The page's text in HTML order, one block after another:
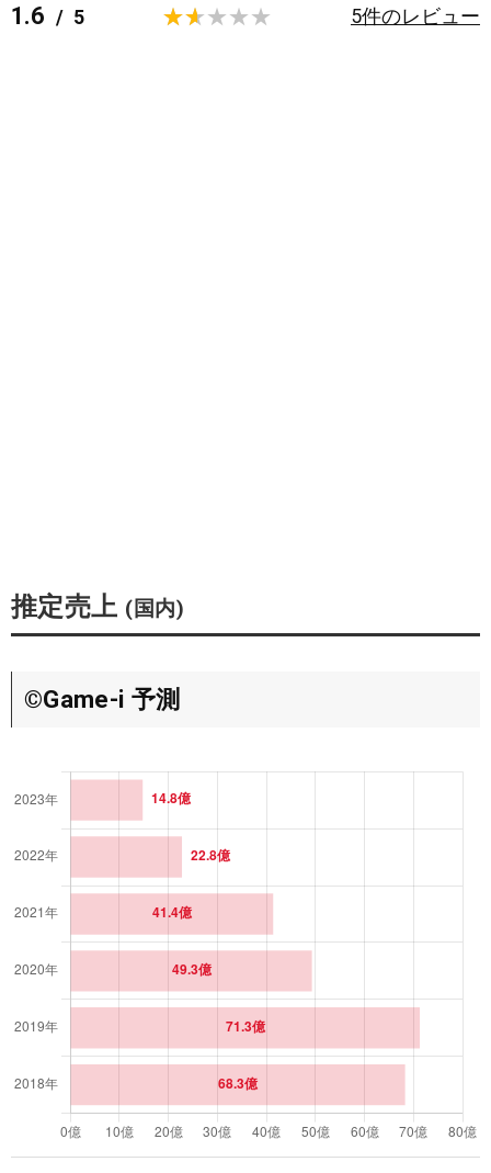
1.6 / 5 5件のレビュー
推定売上 (国内)
©Game-i 予測